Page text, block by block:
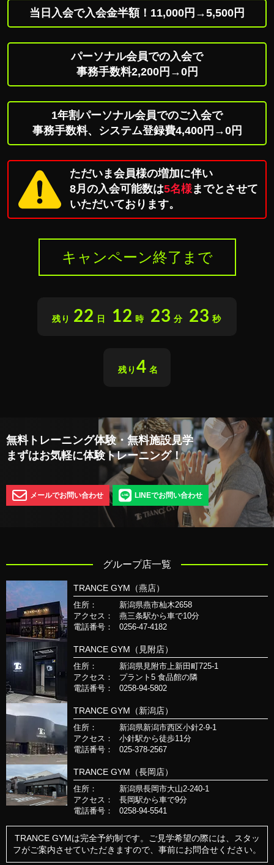
当日入会で入会金半額！11,000円→5,500円
パーソナル会員での入会で
事務手数料2,200円→0円
1年割パーソナル会員でのご入会で
事務手数料、システム登録費4,400円→0円
ただいま会員様の増加に伴い
8月の入会可能数は5名様までとさせて
いただいております。
キャンペーン終了まで
残り 22 日 12 時 23 分 22 秒
残り 4 名
無料トレーニング体験・無料施設見学
まずはお気軽に体験トレーニング！
メールでお問い合わせ LINEでお問い合わせ
グループ店一覧
TRANCE GYM（燕店）
住所：
新潟県燕市杣木2658
アクセス：
燕三条駅から車で10分
電話番号：
0256-47-4182
TRANCE GYM（見附店）
住所：
新潟県見附市上新田町725-1
アクセス：
プラント5 食品館の隣
電話番号：
0258-94-5802
TRANCE GYM（新潟店）
住所：
新潟県新潟市西区小針2-9-1
アクセス：
小針駅から徒歩11分
電話番号：
025-378-2567
TRANCE GYM（長岡店）
住所：
新潟県長岡市大山2-240-1
アクセス：
長岡駅から車で9分
電話番号：
0258-94-5541
TRANCE GYMは完全予約制です。ご見学希望の際には、スタッ
フがご案内させていただきますので、事前にお問合せください。